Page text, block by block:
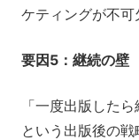
ケティングが不可
要因5：継続の壁
「一度出版した
という出版後の戦